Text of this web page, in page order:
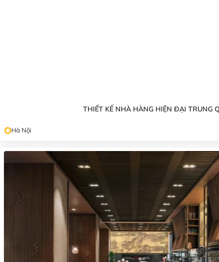
THIẾT KẾ NHÀ HÀNG HIỆN ĐẠI TRUNG
Hà Nội